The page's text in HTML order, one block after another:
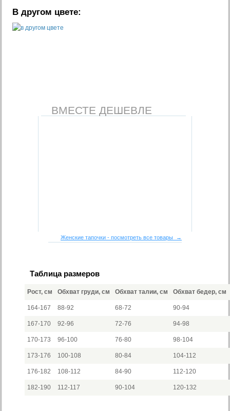
В другом цвете:
ВМЕСТЕ ДЕШЕВЛЕ
Женские тапочки - посмотреть все товары →
Таблица размеров
Рост, см Обхват груди, см Обхват талии, см Обхват бедер, см
164-167 88-92 68-72 90-94
167-170 92-96 72-76 94-98
170-173 96-100 76-80 98-104
173-176 100-108 80-84 104-112
176-182 108-112 84-90 112-120
182-190 112-117 90-104 120-132